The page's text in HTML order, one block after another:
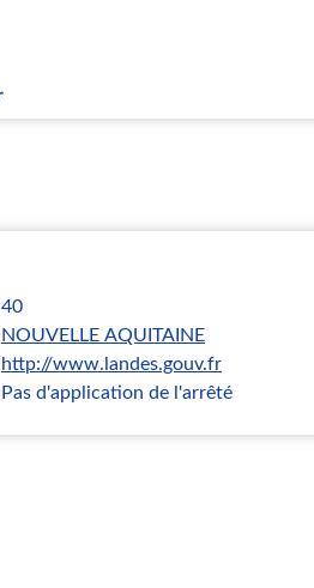
40
NOUVELLE AQUITAINE
http://www.landes.gouv.fr
Pas d'application de l'arrêté